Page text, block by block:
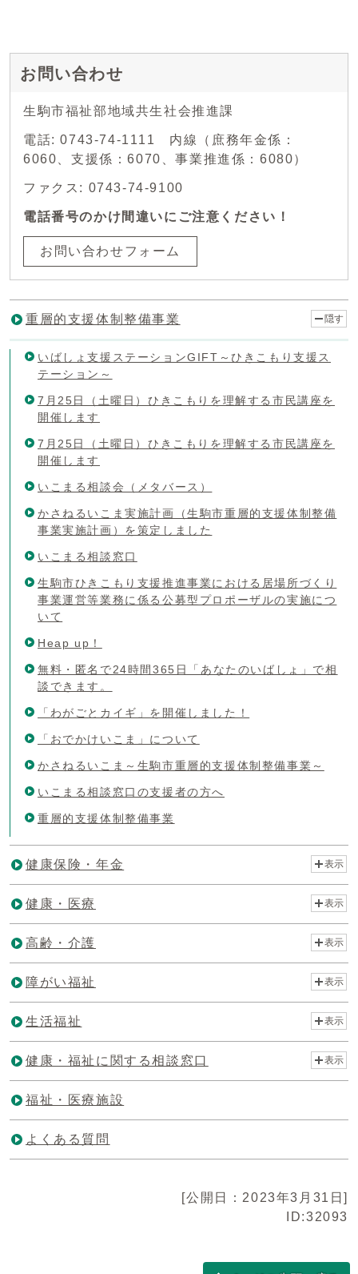
お問い合わせ
生駒市福祉部地域共生社会推進課
電話: 0743-74-1111 内線（庶務年金係：
6060、支援係：6070、事業推進係：6080）
ファクス: 0743-74-9100
電話番号のかけ間違いにご注意ください！
お問い合わせフォーム
重層的支援体制整備事業 隠す
いばしょ支援ステーションGIFT～ひきこもり支援ス
テーション～
7月25日（土曜日）ひきこもりを理解する市民講座を
開催します
7月25日（土曜日）ひきこもりを理解する市民講座を
開催します
いこまる相談会（メタバース）
かさねるいこま実施計画（生駒市重層的支援体制整備
事業実施計画）を策定しました
いこまる相談窓口
生駒市ひきこもり支援推進事業における居場所づくり
事業運営等業務に係る公募型プロポーザルの実施につ
いて
Heap up！
無料・匿名で24時間365日「あなたのいばしょ」で相
談できます。
「わがごとカイギ」を開催しました！
「おでかけいこま」について
かさねるいこま～生駒市重層的支援体制整備事業～
いこまる相談窓口の支援者の方へ
重層的支援体制整備事業
健康保険・年金 表示
健康・医療 表示
高齢・介護 表示
障がい福祉 表示
生活福祉 表示
健康・福祉に関する相談窓口 表示
福祉・医療施設
よくある質問
[公開日：2023年3月31日]
ID:32093